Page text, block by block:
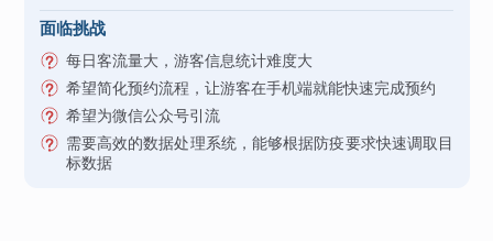
面临挑战
每日客流量大，游客信息统计难度大
希望简化预约流程，让游客在手机端就能快速完成预约
希望为微信公众号引流
需要高效的数据处理系统，能够根据防疫要求快速调取目
标数据